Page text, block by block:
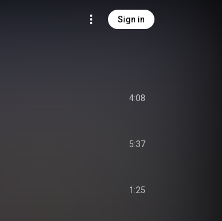
Sign in
4:08
5:37
1:25